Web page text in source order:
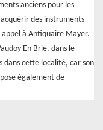
anciens pour les
des instruments
à Antiquaire Mayer.
En Brie, dans le
dans cette localité, car son
également de